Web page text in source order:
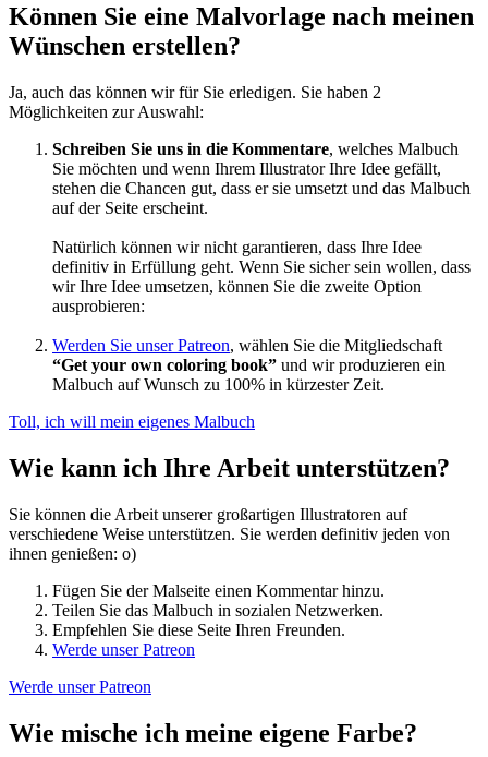
Können Sie eine Malvorlage nach meinen
Wünschen erstellen?
Ja, auch das können wir für Sie erledigen. Sie haben 2
Möglichkeiten zur Auswahl:
Schreiben Sie uns in die Kommentare, welches Malbuch
Sie möchten und wenn Ihrem Illustrator Ihre Idee gefällt,
stehen die Chancen gut, dass er sie umsetzt und das Malbuch
auf der Seite erscheint.
Natürlich können wir nicht garantieren, dass Ihre Idee
definitiv in Erfüllung geht. Wenn Sie sicher sein wollen, dass
wir Ihre Idee umsetzen, können Sie die zweite Option
ausprobieren:
Werden Sie unser Patreon, wählen Sie die Mitgliedschaft
“Get your own coloring book” und wir produzieren ein
Malbuch auf Wunsch zu 100% in kürzester Zeit.
Toll, ich will mein eigenes Malbuch
Wie kann ich Ihre Arbeit unterstützen?
Sie können die Arbeit unserer großartigen Illustratoren auf
verschiedene Weise unterstützen. Sie werden definitiv jeden von
ihnen genießen: o)
Fügen Sie der Malseite einen Kommentar hinzu.
Teilen Sie das Malbuch in sozialen Netzwerken.
Empfehlen Sie diese Seite Ihren Freunden.
Werde unser Patreon
Werde unser Patreon
Wie mische ich meine eigene Farbe?